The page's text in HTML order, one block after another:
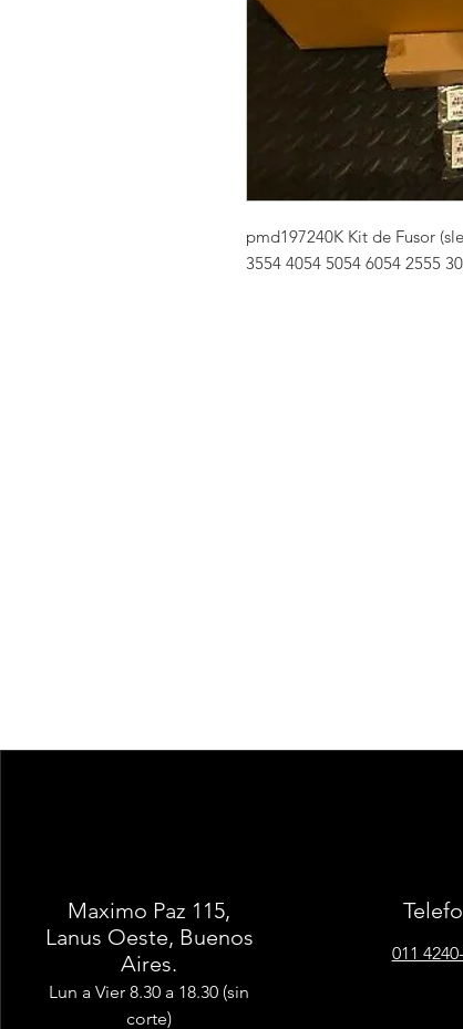
pmd197240K Kit de Fusor
3554 4054 5054 6054 2555
Maximo Paz 115,
Lanus Oeste, Buenos
Aires.
Lun a Vier 8.30 a 18.30 (sin
corte)
011